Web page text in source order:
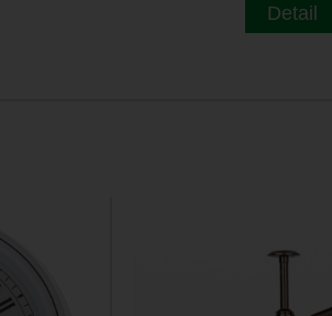
Detail